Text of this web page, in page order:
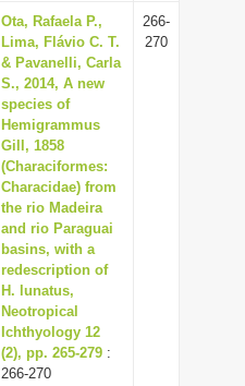
Ota, Rafaela P.,
Lima, Flávio C. T.
& Pavanelli, Carla
S., 2014, A new
species of
Hemigrammus
Gill, 1858
(Characiformes:
Characidae) from
the rio Madeira
and rio Paraguai
basins, with a
redescription of
H. lunatus,
Neotropical
Ichthyology 12
(2), pp. 265-279 :
266-270
266-
270